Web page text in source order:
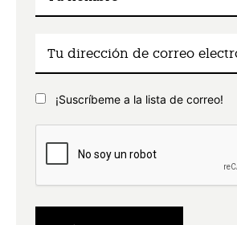
¡Suscríbeme a la lista de correo!